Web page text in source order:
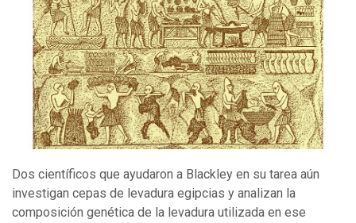
Dos científicos que ayudaron a Blackley en su tarea aún
investigan cepas de levadura egipcias y analizan la
composición genética de la levadura utilizada en ese